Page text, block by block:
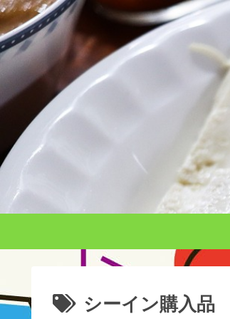
シーイン購入品